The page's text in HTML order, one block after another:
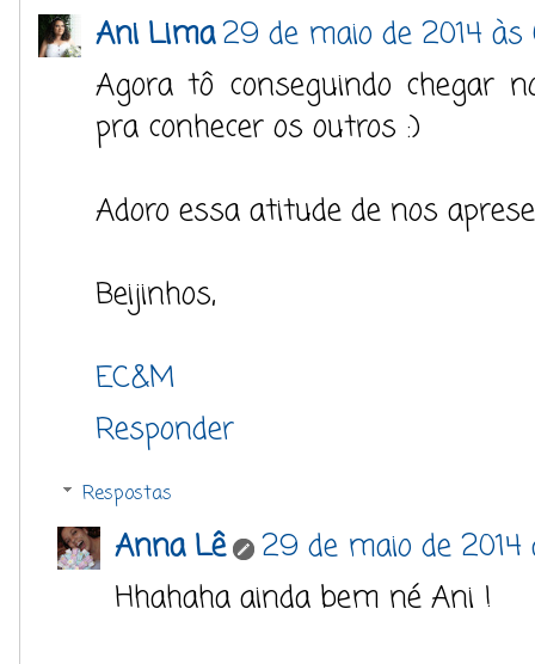
Ani Lima29 de maio de 2014 às
Agora tô conseguindo chegar
pra conhecer os outros :)
Adoro essa atitude de nos
Beijinhos,
EC&M
Responder
Respostas
Anna Lê
29 de maio de 2014
Hhahaha ainda bem né Ani !